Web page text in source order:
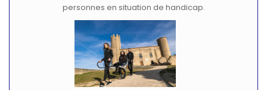
personnes en situation de handicap.